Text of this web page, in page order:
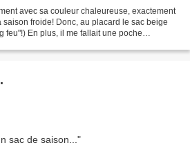
avec sa couleur chaleureuse, exactement
froide! Donc, au placard le sac beige
feu"!) En plus, il me fallait une poche